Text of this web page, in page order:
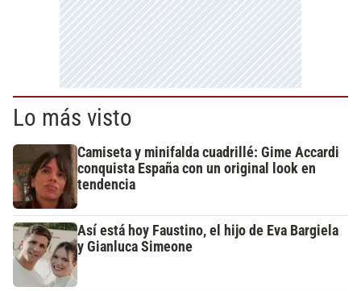
Lo más visto
Camiseta y minifalda cuadrillé: Gime Accardi
conquista España con un original look en
tendencia
Así está hoy Faustino, el hijo de Eva Bargiela
y Gianluca Simeone